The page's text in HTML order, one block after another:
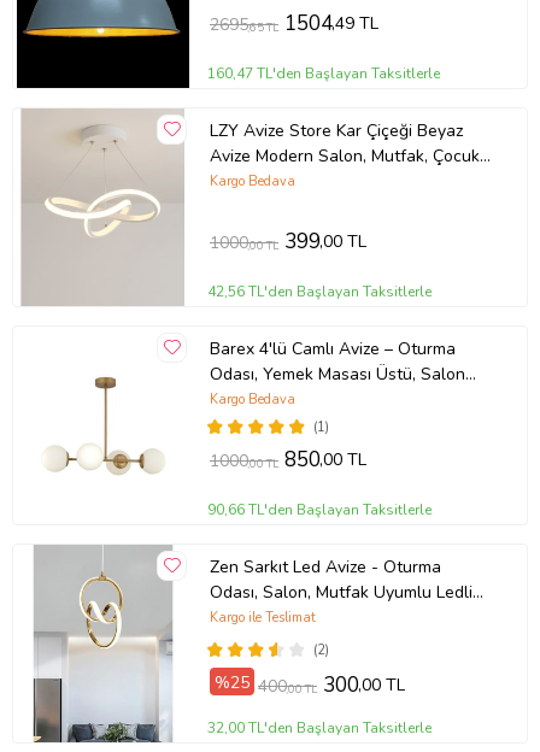
2695,65 TL 1504,49 TL
160,47 TL'den Başlayan Taksitlerle
LZY Avize Store Kar Çiçeği Beyaz
Avize Modern Salon, Mutfak, Çocuk
Odası ve Antre Aydınlatma (Siyah)
Kargo Bedava
1000,00 TL 399,00 TL
42,56 TL'den Başlayan Taksitlerle
Barex 4'lü Camlı Avize – Oturma
Odası, Yemek Masası Üstü, Salon
Uyumlu Avize (Eskitme Altın)
(1)
Kargo Bedava
1000,00 TL 850,00 TL
90,66 TL'den Başlayan Taksitlerle
Zen Sarkıt Led Avize - Oturma
Odası, Salon, Mutfak Uyumlu Ledli
Avize (Gold)
(2)
Kargo ile Teslimat
%25 400,00 TL 300,00 TL
32,00 TL'den Başlayan Taksitlerle